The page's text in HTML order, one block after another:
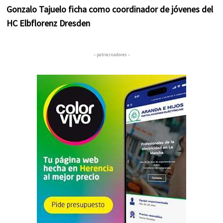
Gonzalo Tajuelo ficha como coordinador de jóvenes del
HC Elbflorenz Dresden
– patrocinadores –